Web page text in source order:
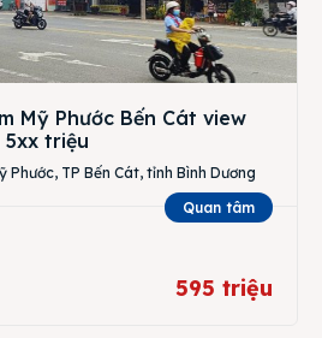
Mỹ Phước Bến Cát view
triệu
Phước, TP Bến Cát, tỉnh Bình Dương
Quan tâm
595 triệu